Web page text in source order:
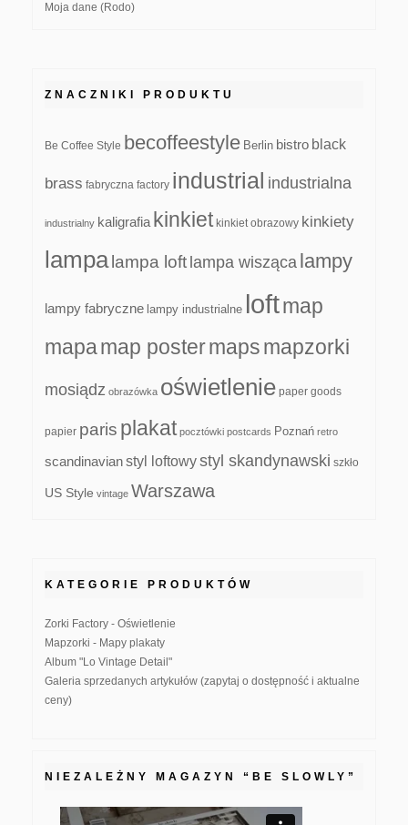
Moja dane (Rodo)
ZNACZNIKI PRODUKTU
Be Coffee Style becoffeestyle Berlin bistro black
brass fabryczna factory industrial industrialna
industrialny kaligrafia kinkiet kinkiet obrazowy kinkiety
lampa lampa loft lampa wisząca lampy
lampy fabryczne lampy industrialne loftmap
mapamap postermapsmapzorki
mosiądz obrazówka oświetlenie paper goods
papier paris plakat pocztówki postcards Poznań retro
scandinavianstyl loftowystyl skandynawski szkło
US Style vintage Warszawa
KATEGORIE PRODUKTÓW
Zorki Factory - Oświetlenie
Mapzorki - Mapy plakaty
Album "Lo Vintage Detail"
Galeria sprzedanych artykułów (zapytaj o dostępność i aktualne
ceny)
NIEZALEŻNY MAGAZYN “BE SLOWLY”